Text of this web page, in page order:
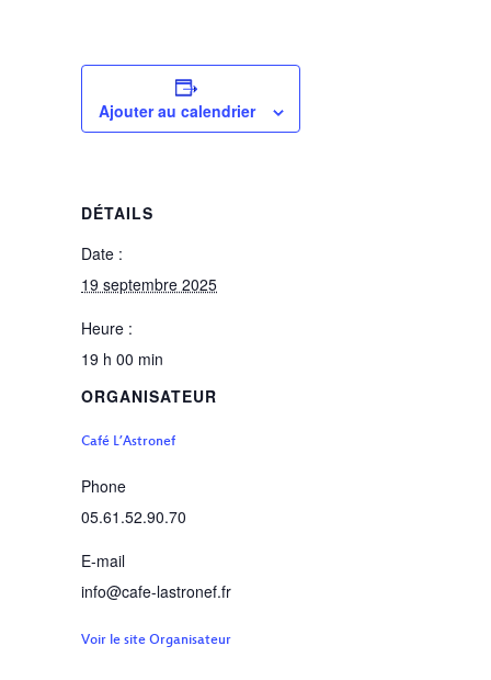
Ajouter au calendrier
DÉTAILS
Date :
19 septembre 2025
Heure :
19 h 00 min
ORGANISATEUR
Café L’Astronef
Phone
05.61.52.90.70
E-mail
info@cafe-lastronef.fr
Voir le site Organisateur